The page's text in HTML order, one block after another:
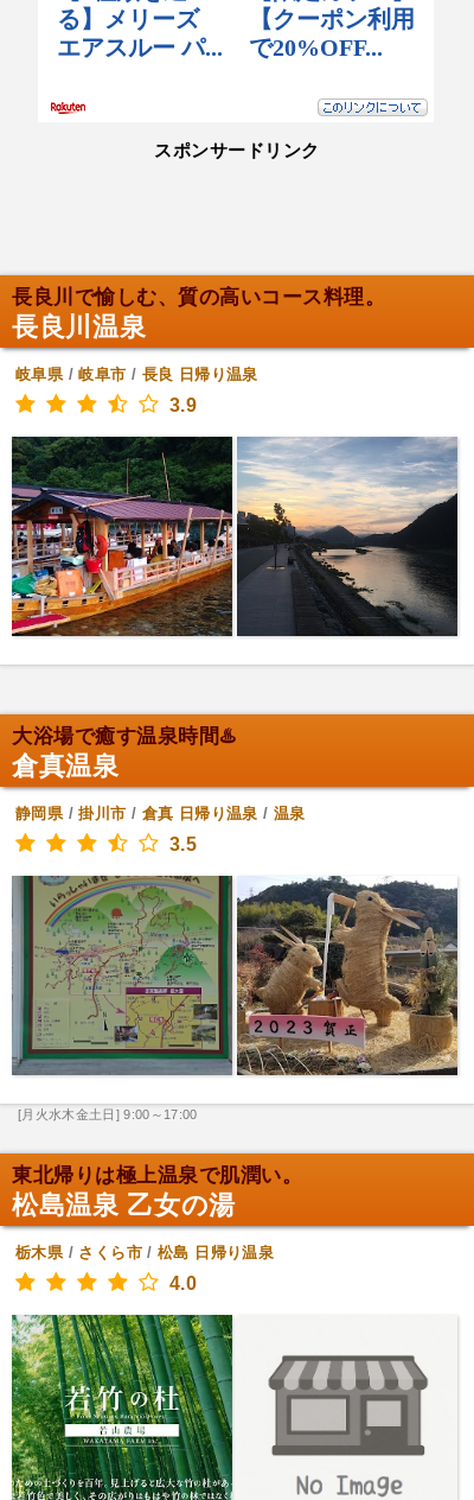
スポンサードリンク
長良川で愉しむ、質の高いコース料理。
長良川温泉
岐阜県/岐阜市 / 長良 日帰り温泉
3.9
大浴場で癒す温泉時間♨️
倉真温泉
静岡県/掛川市 / 倉真 日帰り温泉 / 温泉
3.5
[月火水木金土日] 9:00～17:00
東北帰りは極上温泉で肌潤い。
松島温泉 乙女の湯
栃木県/ さくら市/松島 日帰り温泉
4.0